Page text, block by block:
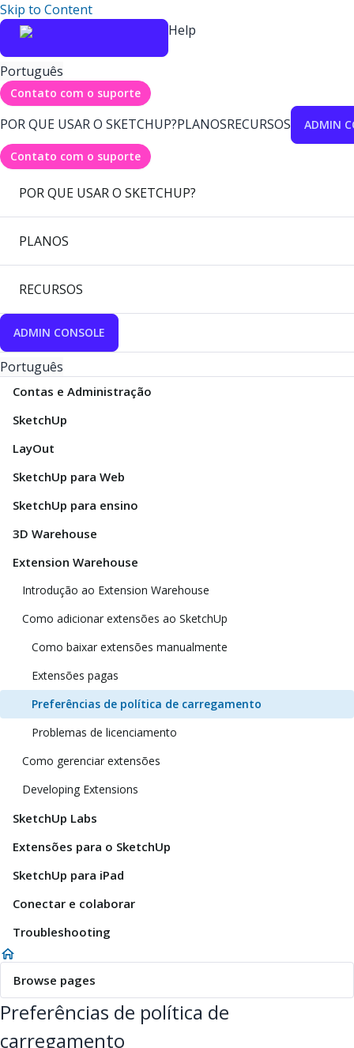
Skip to Content
Help
Português
Contato com o suporte
POR QUE USAR O SKETCHUP?PLANOSRECURSOS ADMIN
Contato com o suporte
POR QUE USAR O SKETCHUP?
PLANOS
RECURSOS
ADMIN CONSOLE
Português
Contas e Administração
SketchUp
LayOut
SketchUp para Web
SketchUp para ensino
3D Warehouse
Extension Warehouse
Introdução ao Extension Warehouse
Como adicionar extensões ao SketchUp
Como baixar extensões manualmente
Extensões pagas
Preferências de política de carregamento
Problemas de licenciamento
Como gerenciar extensões
Developing Extensions
SketchUp Labs
Extensões para o SketchUp
SketchUp para iPad
Conectar e colaborar
Troubleshooting
Browse pages
Preferências de política de
carregamento